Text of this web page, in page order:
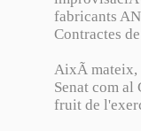
fabricants
Contractes
AixÃ­ mateix,
Senat com
fruit de